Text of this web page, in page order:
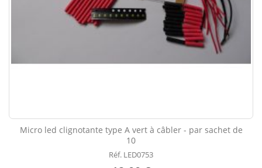
Micro led clignotante type A vert à câbler - par sachet de
10
Réf. LED0753